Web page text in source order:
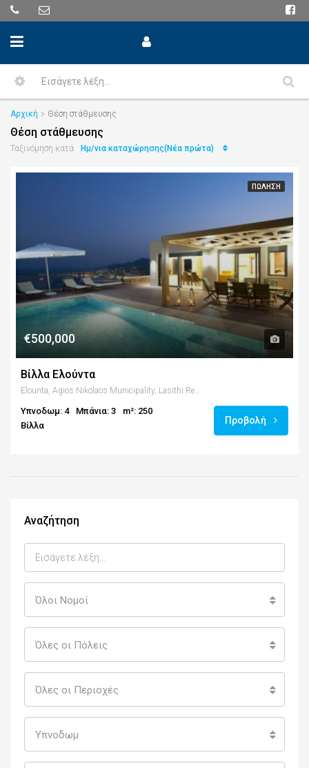
Αρχική Θέση στάθμευσης
Θέση στάθμευσης
Ταξινόμηση κατά Ημ/νια καταχώρησης(Νέα πρώτα)
ΠΏΛΗΣΗ
€500,000
Βίλλα Ελούντα
Elounta, Agios Nikolaos Municipality, Lasithi Regional Unit, Region of Crete, Crete, 72053, Greece
Υπνοδωμ: 4 Μπάνια: 3
m²: 250
Βίλλα
Προβολή
Αναζήτηση
Όλοι Νομοί
Όλες οι Πόλεις
Όλες οι Περιοχές
Υπνοδωμ